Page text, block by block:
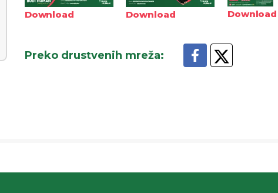
Download Download Download
Preko drustvenih mreža: